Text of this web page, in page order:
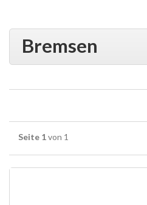
Bremsen
Seite 1von 1